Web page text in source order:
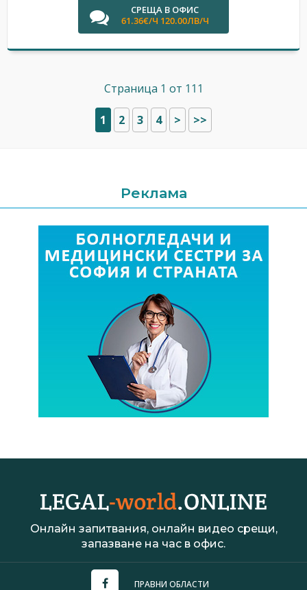
СРЕЩА В ОФИС
61.36€/Ч 120.00ЛВ/Ч
Страница 1 от 111
1 2 3 4 > >>
Реклама
Онлайн запитвания, онлайн видео срещи,
запазване на час в офис.
ПРАВНИ ОБЛАСТИ